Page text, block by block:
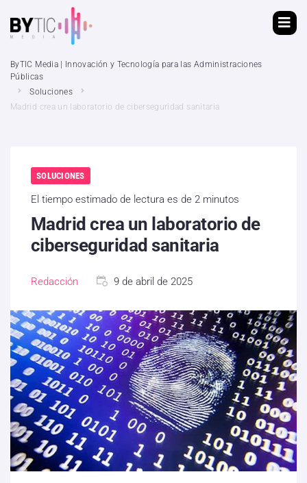
ByTIC Media | Innovación y Tecnología para las Administraciones
Públicas
Soluciones
Madrid crea un laboratorio de ciberseguridad sanitaria
SOLUCIONES
El tiempo estimado de lectura es de 2 minutos
Madrid crea un laboratorio de
ciberseguridad sanitaria
Redacción 9 de abril de 2025